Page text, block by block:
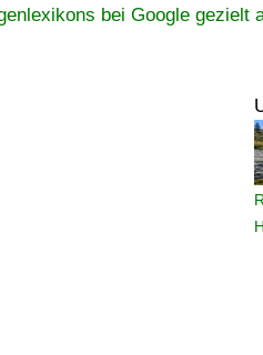
bei Google gezielt